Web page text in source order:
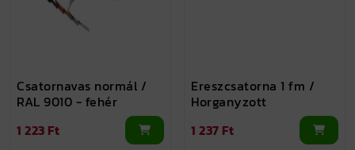
Csatornavas normál /
RAL 9010 - fehér
1 223 Ft
Ereszcsatorna 1 fm /
Horganyzott
1 237 Ft